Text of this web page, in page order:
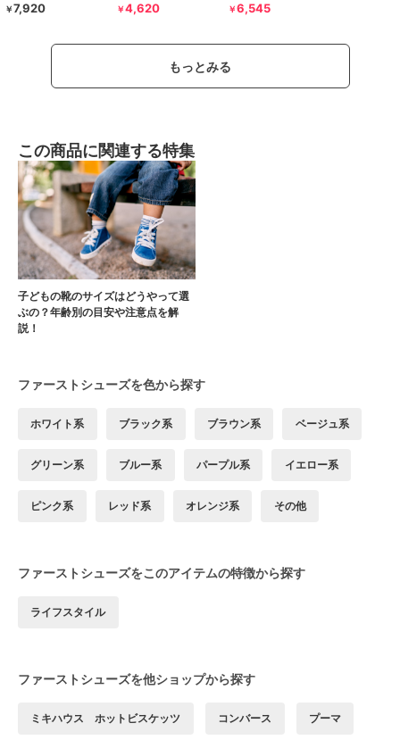
￥7,920 ￥4,620 ￥6,545
もっとみる
この商品に関連する特集
子どもの靴のサイズはどうやって選
ぶの？年齢別の目安や注意点を解
説！
ファーストシューズを色から探す
ホワイト系 ブラック系 ブラウン系 ベージュ系
グリーン系 ブルー系 パープル系 イエロー系
ピンク系 レッド系 オレンジ系 その他
ファーストシューズをこのアイテムの特徴から探す
ライフスタイル
ファーストシューズを他ショップから探す
ミキハウス ホットビスケッツ コンバース プーマ